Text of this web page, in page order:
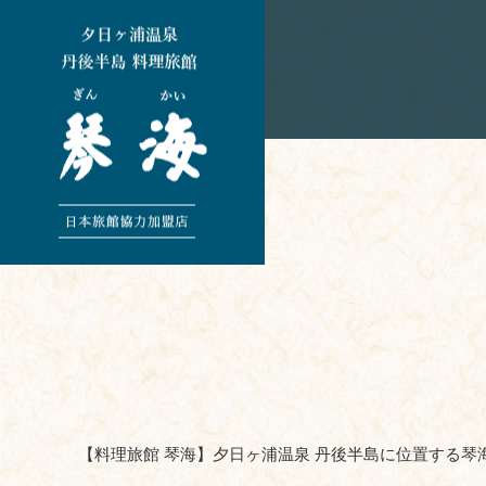
【料理旅館 琴海】夕日ヶ浦温泉 丹後半島に位置する